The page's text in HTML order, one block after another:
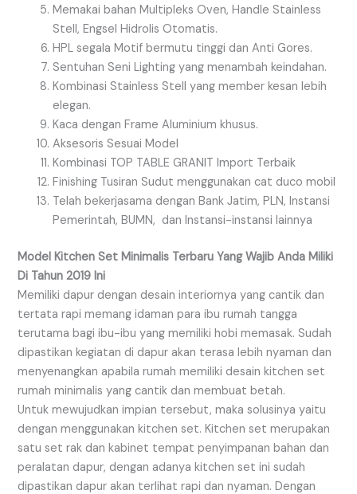
Memakai bahan Multipleks Oven, Handle Stainless
Stell, Engsel Hidrolis Otomatis.
HPL segala Motif bermutu tinggi dan Anti Gores.
Sentuhan Seni Lighting yang menambah keindahan.
Kombinasi Stainless Stell yang member kesan lebih
elegan.
Kaca dengan Frame Aluminium khusus.
Aksesoris Sesuai Model
Kombinasi TOP TABLE GRANIT Import Terbaik
Finishing Tusiran Sudut menggunakan cat duco mobil
Telah bekerjasama dengan Bank Jatim, PLN, Instansi
Pemerintah, BUMN, dan Instansi-instansi lainnya
Model Kitchen Set Minimalis Terbaru Yang Wajib Anda Miliki
Di Tahun 2019 Ini
Memiliki dapur dengan desain interiornya yang cantik dan
tertata rapi memang idaman para ibu rumah tangga
terutama bagi ibu-ibu yang memiliki hobi memasak. Sudah
dipastikan kegiatan di dapur akan terasa lebih nyaman dan
menyenangkan apabila rumah memiliki desain kitchen set
rumah minimalis yang cantik dan membuat betah.
Untuk mewujudkan impian tersebut, maka solusinya yaitu
dengan menggunakan kitchen set. Kitchen set merupakan
satu set rak dan kabinet tempat penyimpanan bahan dan
peralatan dapur, dengan adanya kitchen set ini sudah
dipastikan dapur akan terlihat rapi dan nyaman. Dengan